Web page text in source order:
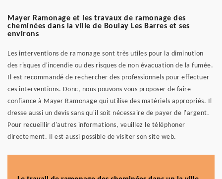
Mayer Ramonage et les travaux de ramonage des
cheminées dans la ville de Boulay Les Barres et ses
environs
Les interventions de ramonage sont très utiles pour la diminution
des risques d'incendie ou des risques de non évacuation de la fumée.
Il est recommandé de rechercher des professionnels pour effectuer
ces interventions. Donc, nous pouvons vous proposer de faire
confiance à Mayer Ramonage qui utilise des matériels appropriés. Il
dresse aussi un devis sans qu'il soit nécessaire de payer de l'argent.
Pour recueillir d'autres informations, veuillez le téléphoner
directement. Il est aussi possible de visiter son site web.